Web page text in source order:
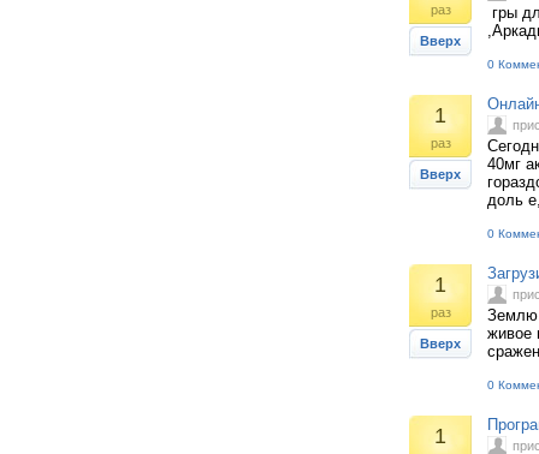
раз
Вверх
гры
0
1
раз
Вверх
40мг
доль
0
1
раз
Вверх
Землю
живое
0
1